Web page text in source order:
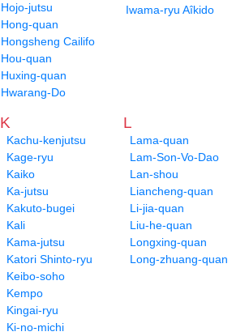
Hojo-jutsu
Hong-quan
Hongsheng Cailifo
Hou-quan
Huxing-quan
Hwarang-Do
Iwama-ryu Aîkido
K
Kachu-kenjutsu
Kage-ryu
Kaiko
Ka-jutsu
Kakuto-bugei
Kali
Kama-jutsu
Katori Shinto-ryu
Keibo-soho
Kempo
Kingai-ryu
Ki-no-michi
L
Lama-quan
Lam-Son-Vo-Dao
Lan-shou
Liancheng-quan
Li-jia-quan
Liu-he-quan
Longxing-quan
Long-zhuang-quan